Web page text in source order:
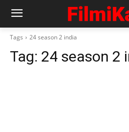
Tags 24 season 2 india
Tag: 24 season 2